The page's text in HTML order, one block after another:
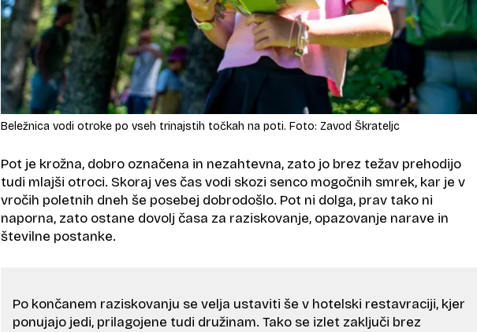
Beležnica vodi otroke po vseh trinajstih točkah na poti. Foto: Zavod Škrateljc
Pot je krožna, dobro označena in nezahtevna, zato jo brez težav prehodijo
tudi mlajši otroci. Skoraj ves čas vodi skozi senco mogočnih smrek, kar je v
vročih poletnih dneh še posebej dobrodošlo. Pot ni dolga, prav tako ni
naporna, zato ostane dovolj časa za raziskovanje, opazovanje narave in
številne postanke.
Po končanem raziskovanju se velja ustaviti še v hotelski restavraciji, kjer
ponujajo jedi, prilagojene tudi družinam. Tako se izlet zaključi brez